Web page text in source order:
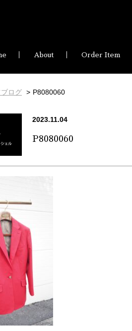
About Order Item
ログ P8080060
2023.11.04
P8080060